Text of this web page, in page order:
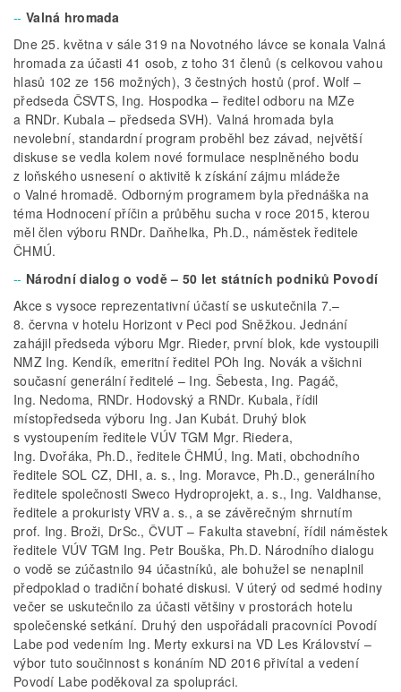
Valná hromada
Dne 25. května v sále 319 na Novotného lávce se konala Valná
hromada za účasti 41 osob, z toho 31 členů (s celkovou vahou
hlasů 102 ze 156 možných), 3 čestných hostů (prof. Wolf –
předseda ČSVTS, Ing. Hospodka – ředitel odboru na MZe
a RNDr. Kubala – předseda SVH). Valná hromada byla
nevolební, standardní program proběhl bez závad, největší
diskuse se vedla kolem nové formulace nesplněného bodu
z loňského usnesení o aktivitě k získání zájmu mládeže
o Valné hromadě. Odborným programem byla přednáška na
téma Hodnocení příčin a průběhu sucha v roce 2015, kterou
měl člen výboru RNDr. Daňhelka, Ph.D., náměstek ředitele
ČHMÚ.
Národní dialog o vodě – 50 let státních podniků Povodí
Akce s vysoce reprezentativní účastí se uskutečnila 7.–
8. června v hotelu Horizont v Peci pod Sněžkou. Jednání
zahájil předseda výboru Mgr. Rieder, první blok, kde vystoupili
NMZ Ing. Kendík, emeritní ředitel POh Ing. Novák a všichni
současní generální ředitelé – Ing. Šebesta, Ing. Pagáč,
Ing. Nedoma, RNDr. Hodovský a RNDr. Kubala, řídil
místopředseda výboru Ing. Jan Kubát. Druhý blok
s vystoupením ředitele VÚV TGM Mgr. Riedera,
Ing. Dvořáka, Ph.D., ředitele ČHMÚ, Ing. Mati, obchodního
ředitele SOL CZ, DHI, a. s., Ing. Moravce, Ph.D., generálního
ředitele společnosti Sweco Hydroprojekt, a. s., Ing. Valdhanse,
ředitele a prokuristy VRV a. s., a se závěrečným shrnutím
prof. Ing. Broži, DrSc., ČVUT – Fakulta stavební, řídil náměstek
ředitele VÚV TGM Ing. Petr Bouška, Ph.D. Národního dialogu
o vodě se zúčastnilo 94 účastníků, ale bohužel se nenaplnil
předpoklad o tradiční bohaté diskusi. V úterý od sedmé hodiny
večer se uskutečnilo za účasti většiny v prostorách hotelu
společenské setkání. Druhý den uspořádali pracovníci Povodí
Labe pod vedením Ing. Merty exkursi na VD Les Království –
výbor tuto součinnost s konáním ND 2016 přivítal a vedení
Povodí Labe poděkoval za spolupráci.